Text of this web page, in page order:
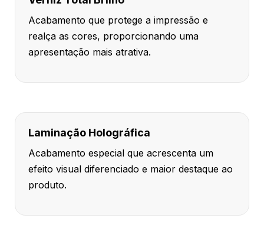
Acabamento que protege a impressão e
realça as cores, proporcionando uma
apresentação mais atrativa.
Laminação Holográfica
Acabamento especial que acrescenta um
efeito visual diferenciado e maior destaque ao
produto.